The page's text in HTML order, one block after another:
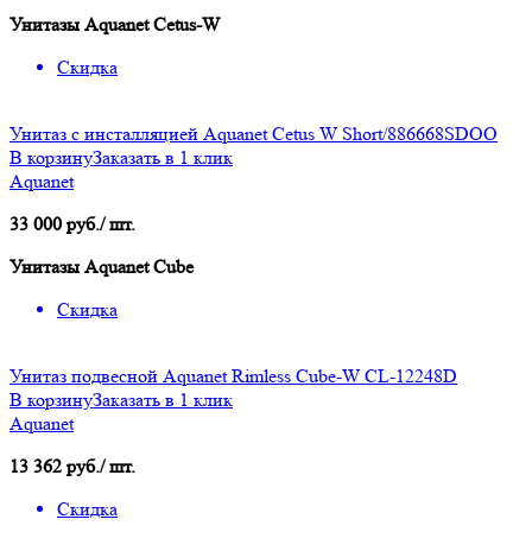
Унитазы Aquanet Cetus-W
Скидка
Унитаз с инсталляцией Aquanet Cetus W Short/886668SDOO
В корзинуЗаказать в 1 клик
Aquanet
33 000 руб./ шт.
Унитазы Aquanet Cube
Скидка
Унитаз подвесной Aquanet Rimless Cube-W CL-12248D
В корзинуЗаказать в 1 клик
Aquanet
13 362 руб./ шт.
Скидка